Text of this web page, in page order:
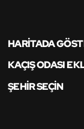
HARITADA
KAÇIŞ ODASI
ŞEHIR SEÇIN